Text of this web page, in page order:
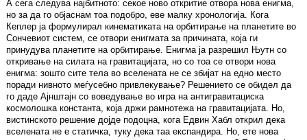
А сега следува најбитното: секое ново откритие отвора нова енигма,
но за да го објаснам тоа подобро, еве малку хронологија. Кога
Кеплер ја формулирал кинематиката на орбитирање на планетите во
Сончевиот систем, се отвори енигмата за причината, која ги
принудува планетите на орбитирање. Енигма ја разрешил Њутн со
откривање на силата на гравитацијата, но со тоа се отвори нова
енигма: зошто сите тела во вселената не се збијат на едно место
поради нивното меѓусебно привлекување? Решението се обидел да
го даде Ајнштајн со воведување во игра на антигравитациска
космолошка константа, која држи рамнотежа на гравитацијата. Но,
вистинското решение дојде подоцна, кога Едвин Хабл открил дека
вселената не е статичка, туку дека таа експандира. Но, ете нова